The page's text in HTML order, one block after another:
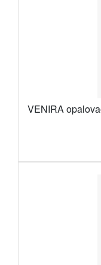
VENIRA